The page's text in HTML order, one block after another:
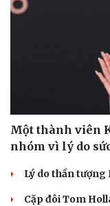
Một thành viên
nhóm vì lý do
Lý do thần
Cặp đôi Tom